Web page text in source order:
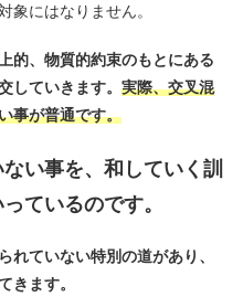
象にはなりません。
的、物質的約束のもとにある
していきます。 実際、交叉混
事が普通です。
い事を、和していく訓
ているのです。
れていない特別の道があり、
きます。